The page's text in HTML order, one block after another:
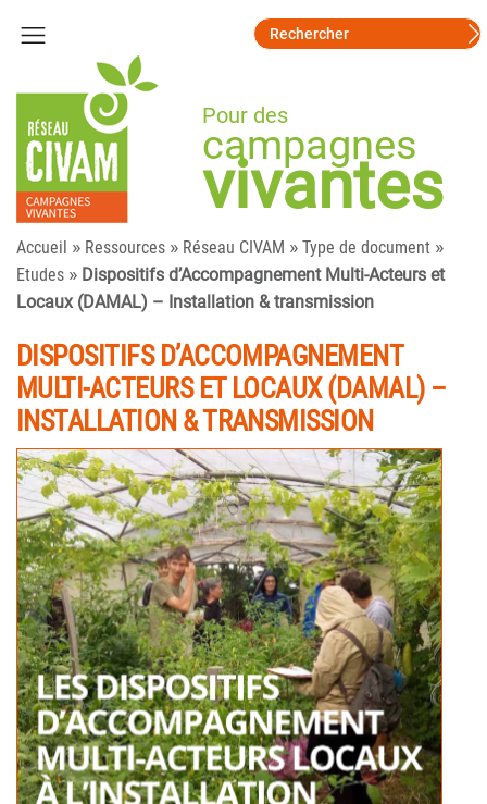
Pour des
campagnes
vivantes
Accueil » Ressources » Réseau CIVAM » Type de document »
Etudes » Dispositifs d’Accompagnement Multi-Acteurs et
Locaux (DAMAL) – Installation & transmission
DISPOSITIFS D’ACCOMPAGNEMENT
MULTI-ACTEURS ET LOCAUX (DAMAL) –
INSTALLATION & TRANSMISSION